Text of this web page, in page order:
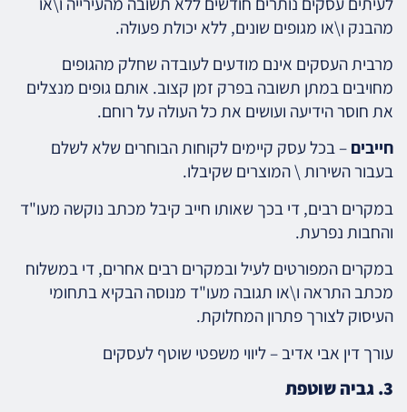
מהבנק ו\או מגופים שונים, ללא יכולת פעולה.
מרבית העסקים אינם מודעים לעובדה שחלק מהגופים
מחויבים במתן תשובה בפרק זמן קצוב. אותם גופים מנצלים
את חוסר הידיעה ועושים את כל העולה על רוחם.
חייבים– בכל עסק קיימים לקוחות הבוחרים שלא לשלם
בעבור השירות \ המוצרים שקיבלו.
במקרים רבים, די בכך שאותו חייב קיבל מכתב נוקשה מעו"ד
והחבות נפרעת.
במקרים המפורטים לעיל ובמקרים רבים אחרים, די במשלוח
מכתב התראה ו\או תגובה מעו"ד מנוסה הבקיא בתחומי
העיסוק לצורך פתרון המחלוקת.
עורך דין אבי אדיב – ליווי משפטי שוטף לעסקים
3. גביה שוטפת